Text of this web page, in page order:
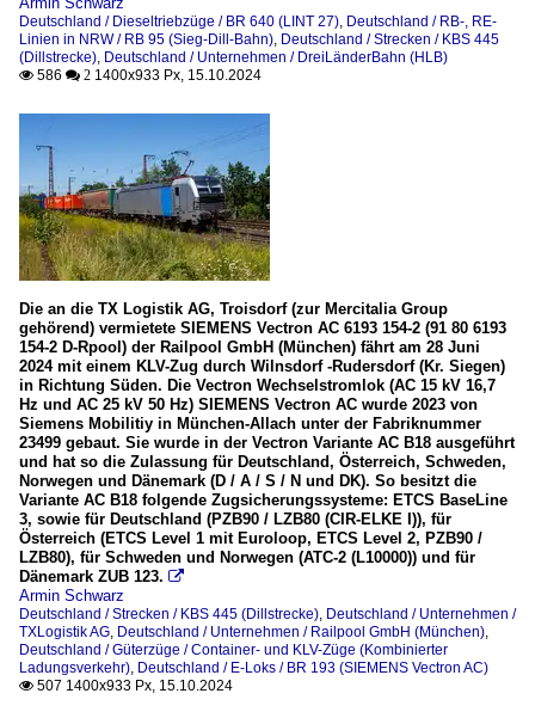
Deutschland / Dieseltriebzüge / BR 640 (LINT 27), Deutschland / RB-, RE-
Linien in NRW / RB 95 (Sieg-Dill-Bahn), Deutschland / Strecken / KBS 445
(Dillstrecke), Deutschland / Unternehmen / DreiLänderBahn (HLB)
 586  2 1400x933 Px, 15.10.2024
Die an die TX Logistik AG, Troisdorf (zur Mercitalia Group
gehörend) vermietete SIEMENS Vectron AC 6193 154-2 (91 80 6193
154-2 D-Rpool) der Railpool GmbH (München) fährt am 28 Juni
2024 mit einem KLV-Zug durch Wilnsdorf -Rudersdorf (Kr. Siegen)
in Richtung Süden. Die Vectron Wechselstromlok (AC 15 kV 16,7
Hz und AC 25 kV 50 Hz) SIEMENS Vectron AC wurde 2023 von
Siemens Mobilitiy in München-Allach unter der Fabriknummer
23499 gebaut. Sie wurde in der Vectron Variante AC B18 ausgeführt
und hat so die Zulassung für Deutschland, Österreich, Schweden,
Norwegen und Dänemark (D / A / S / N und DK). So besitzt die
Variante AC B18 folgende Zugsicherungssysteme: ETCS BaseLine
3, sowie für Deutschland (PZB90 / LZB80 (CIR-ELKE I)), für
Österreich (ETCS Level 1 mit Euroloop, ETCS Level 2, PZB90 /
LZB80), für Schweden und Norwegen (ATC-2 (L10000)) und für
Dänemark ZUB 123. 
Armin Schwarz
Deutschland / Strecken / KBS 445 (Dillstrecke), Deutschland / Unternehmen /
TXLogistik AG, Deutschland / Unternehmen / Railpool GmbH (München),
Deutschland / Güterzüge / Container- und KLV-Züge (Kombinierter
Ladungsverkehr), Deutschland / E-Loks / BR 193 (SIEMENS Vectron AC)
 507 1400x933 Px, 15.10.2024